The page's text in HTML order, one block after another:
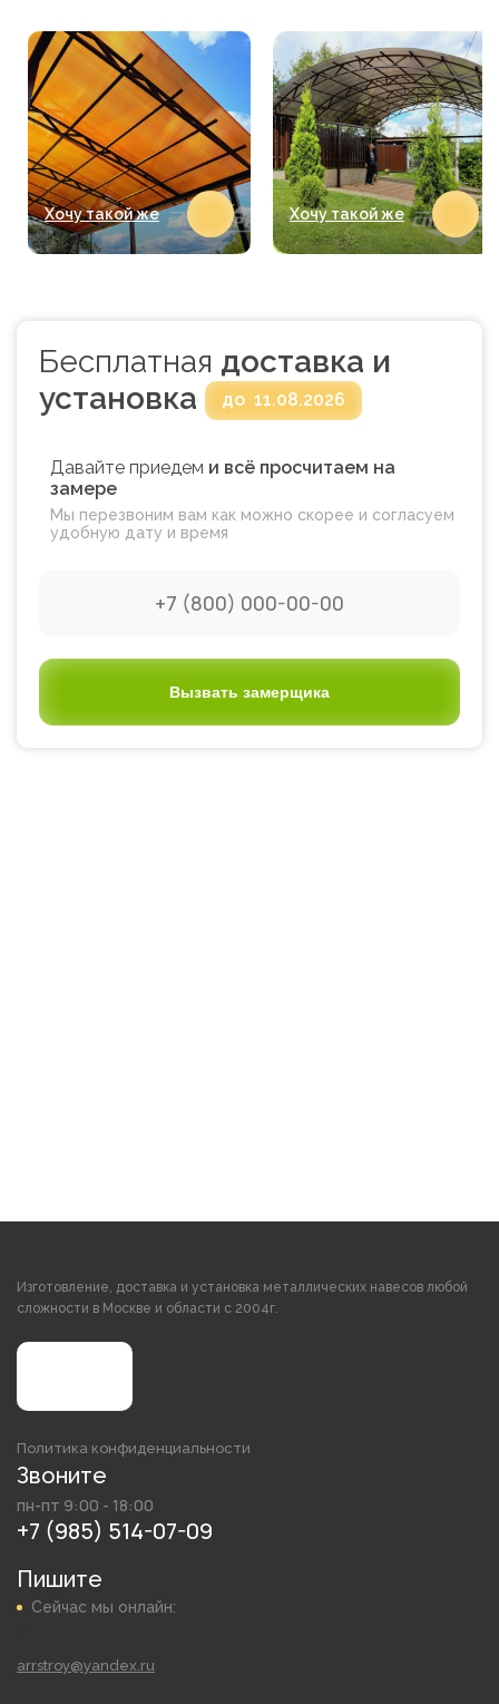
Хочу такой же Хочу такой же
Бесплатная доставка и
установка
до 11.08.2026
Давайте приедем и всё просчитаем на
замере
Мы перезвоним вам как можно скорее и согласуем
удобную дату и время
Вызвать замерщика
Изготовление, доставка и установка металлических навесов любой
сложности в Москве и области с 2004г.
Политика конфиденциальности
Звоните
пн-пт 9:00 - 18:00
+7 (985) 514-07-09
Пишите
Сейчас мы онлайн:
arrstroy@yandex.ru